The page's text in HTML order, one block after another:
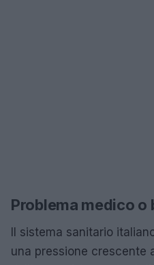
Problema medico o
Il sistema sanitario
una pressione crescente